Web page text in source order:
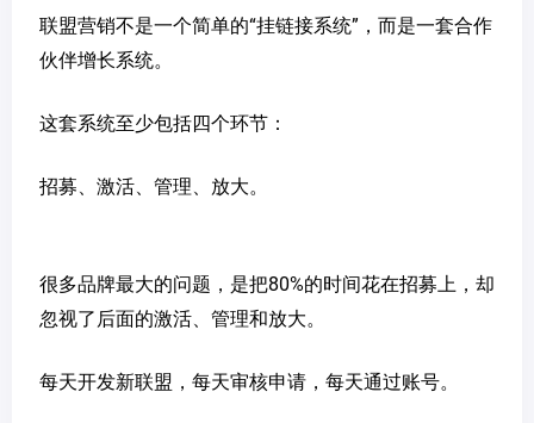
联盟营销不是一个简单的“挂链接系统”，而是一套合作
伙伴增长系统。
这套系统至少包括四个环节：
招募、激活、管理、放大。
很多品牌最大的问题，是把80%的时间花在招募上，却
忽视了后面的激活、管理和放大。
每天开发新联盟，每天审核申请，每天通过账号。